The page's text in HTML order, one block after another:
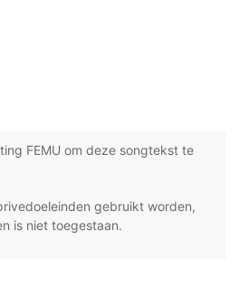
FEMU om deze songtekst te
gebruikt worden,
is niet toegestaan.